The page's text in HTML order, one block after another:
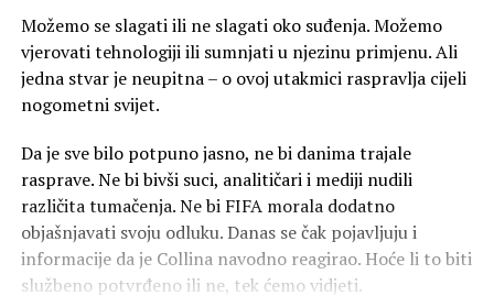
Možemo se slagati ili ne slagati oko suđenja. Možemo
vjerovati tehnologiji ili sumnjati u njezinu primjenu. Ali
jedna stvar je neupitna – o ovoj utakmici raspravlja cijeli
nogometni svijet.
Da je sve bilo potpuno jasno, ne bi danima trajale
rasprave. Ne bi bivši suci, analitičari i mediji nudili
različita tumačenja. Ne bi FIFA morala dodatno
objašnjavati svoju odluku. Danas se čak pojavljuju i
informacije da je Collina navodno reagirao. Hoće li to biti
službeno potvrđeno ili ne, tek ćemo vidjeti.